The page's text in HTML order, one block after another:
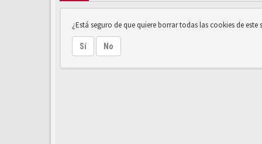
¿Está seguro de que quiere borrar todas las cookies de este
Sí No